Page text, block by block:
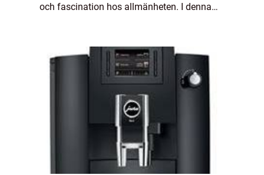
och fascination hos allmänheten. I denna